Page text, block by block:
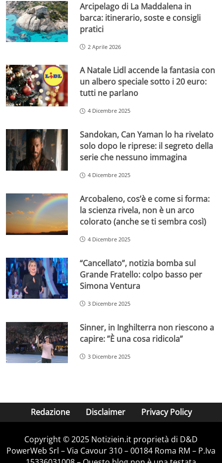
Arcipelago di La Maddalena in
barca: itinerario, soste e consigli
pratici
2 Aprile 2026
A Natale Lidl accende la fantasia con
un albero speciale sotto i 20 euro:
tutti ne parlano
4 Dicembre 2025
Sandokan, Can Yaman lo ha rivelato
solo dopo le riprese: il segreto della
serie che nessuno immagina
4 Dicembre 2025
Arcobaleno, cos’è e come si forma:
la scienza rivela, non è un arco
colorato (anche se ti sembra così)
4 Dicembre 2025
“Cancellato”, notizia bomba sul
Grande Fratello: colpo basso per
Simona Ventura
3 Dicembre 2025
Sinner, in Inghilterra non riescono a
capire: ”È una cosa ridicola”
3 Dicembre 2025
Redazione Disclaimer Privacy Policy
Copyright © 2025 Notiziein.it proprietà di D&D
PowerWeb Srl – Via Cavour 310 – 00184 Roma RM – P.Iva